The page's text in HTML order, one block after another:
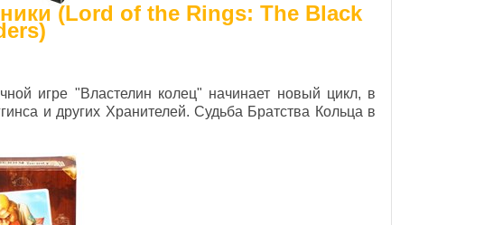
(Lord of the Rings: The Black
игре "Властелин колец" начинает новый цикл, в
и других Хранителей. Судьба Братства Кольца в